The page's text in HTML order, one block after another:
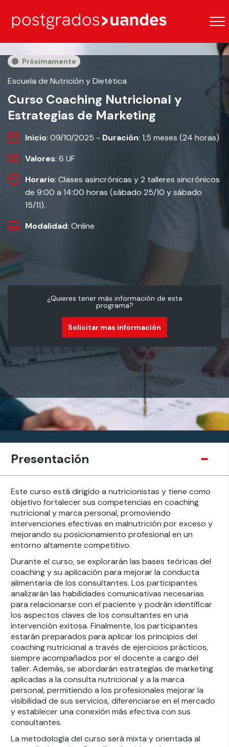
Próximamente
Escuela de Nutrición y Dietética
Curso Coaching Nutricional y
Estrategias de Marketing
Inicio: 09/10/2025 - Duración: 1,5 meses (24 horas)
Valores: 6 UF
Horario: Clases asincrónicas y 2 talleres sincrónicos
de 9:00 a 14:00 horas (sábado 25/10 y sábado
15/11).
Modalidad: Online
¿Quieres tener más información de este
programa?
Solicitar mas información
Presentación
Este curso está dirigido a nutricionistas y tiene como
objetivo fortalecer sus competencias en coaching
nutricional y marca personal, promoviendo
intervenciones efectivas en malnutrición por exceso y
mejorando su posicionamiento profesional en un
entorno altamente competitivo.
Durante el curso, se explorarán las bases teóricas del
coaching y su aplicación para mejorar la conducta
alimentaria de los consultantes. Los participantes
analizarán las habilidades comunicativas necesarias
para relacionarse con el paciente y podrán identificar
los aspectos claves de los consultantes en una
intervención exitosa. Finalmente, los participantes
estarán preparados para aplicar los principios del
coaching nutricional a través de ejercicios prácticos,
siempre acompañados por el docente a cargo del
taller. Además, se abordarán estrategias de marketing
aplicadas a la consulta nutricional y a la marca
personal, permitiendo a los profesionales mejorar la
visibilidad de sus servicios, diferenciarse en el mercado
y establecer una conexión más efectiva con sus
consultantes.
La metodología del curso será mixta y orientada al